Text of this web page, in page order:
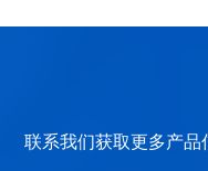
联系我们获取更多产品